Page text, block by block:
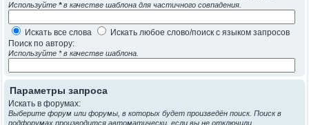
Используйте *в качестве шаблона для частичного совпадения.
Искать все слова
Искать любое слово/поиск с языком запросов
Поиск по автору:
Используйте * в качестве шаблона.
Параметры запроса
Искать в форумах:
Выберите форум или форумы, в которых будет произведён поиск. Поиск в
подфорумах производится автоматически, если вы не отключили